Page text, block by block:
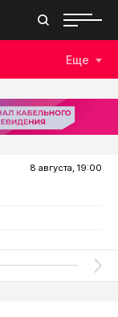
Дзюдо
Еще
8 августа, 19:00